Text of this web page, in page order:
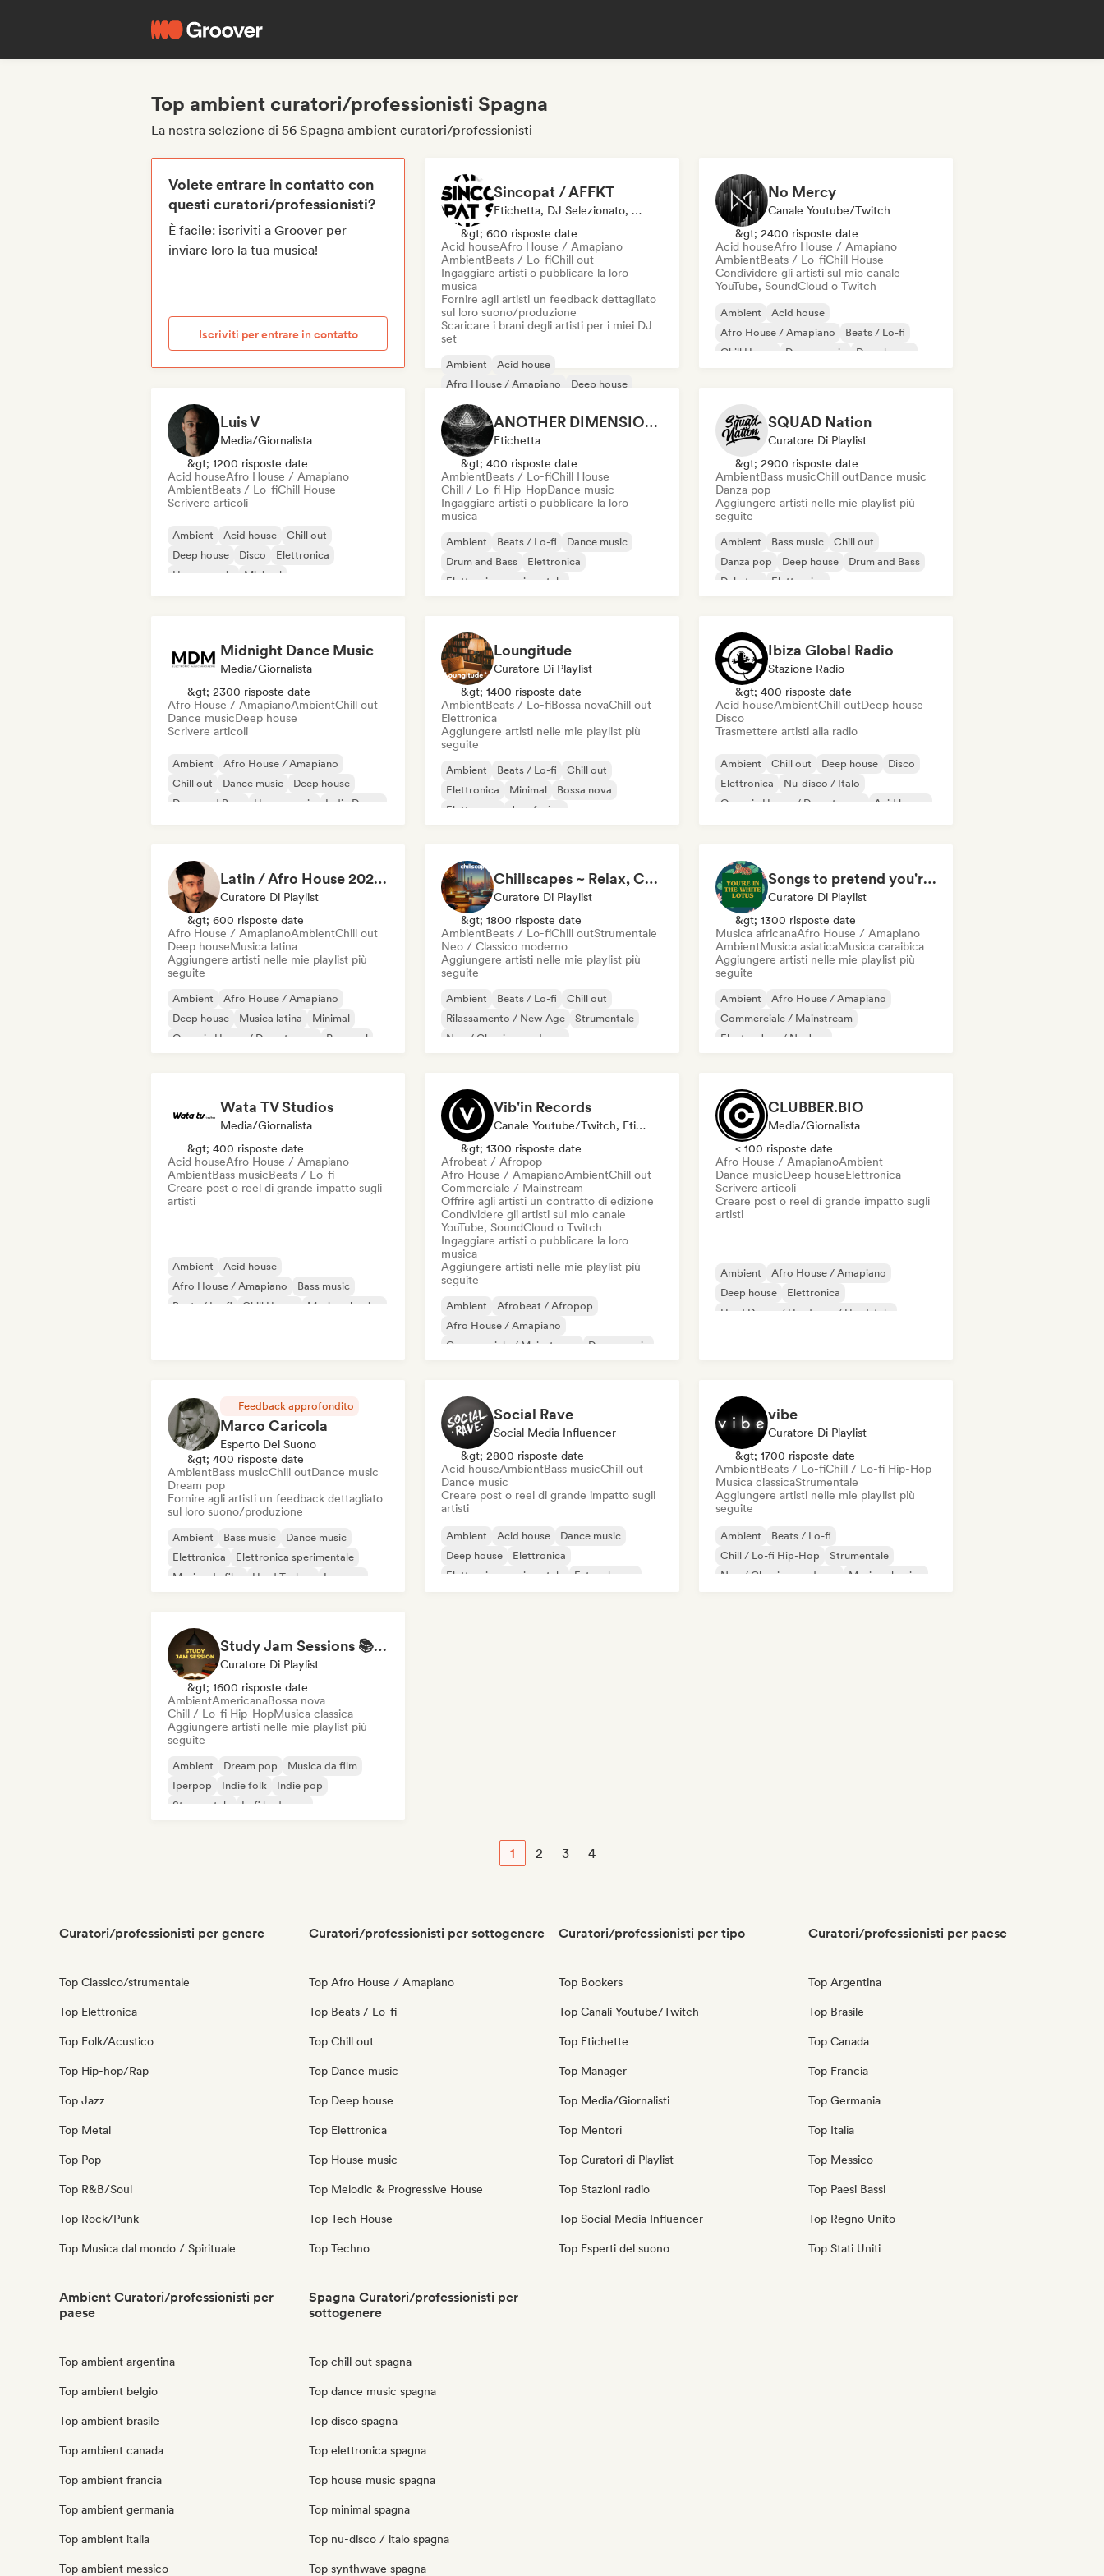
Top ambient curatori/professionisti Spagna
La nostra selezione di 56 Spagna ambient curatori/professionisti
Volete entrare in contatto con
questi curatori/professionisti?
È facile: iscriviti a Groover per
inviare loro la tua musica!
Iscriviti per entrare in contatto
Sincopat / AFFKT
Etichetta, DJ Selezionato, Esperto Del Suono
&gt; 600 risposte date
Acid houseAfro House / Amapiano
AmbientBeats / Lo-fiChill out
Ingaggiare artisti o pubblicare la loro
musica
Fornire agli artisti un feedback dettagliato
sul loro suono/produzione
Scaricare i brani degli artisti per i miei DJ
set
Ambient
Acid house
Afro House / Amapiano
Deep house
Disco
House music
No Mercy
Canale Youtube/Twitch
&gt; 2400 risposte date
Acid houseAfro House / Amapiano
AmbientBeats / Lo-fiChill House
Condividere gli artisti sul mio canale
YouTube, SoundCloud o Twitch
Ambient
Acid house
Afro House / Amapiano
Beats / Lo-fi
Chill House
Dance music
Deep house
Luis V
Media/Giornalista
&gt; 1200 risposte date
Acid houseAfro House / Amapiano
AmbientBeats / Lo-fiChill House
Scrivere articoli
Ambient Acid house
Chill out
Deep house
Disco
Elettronica
House music
Minimal
ANOTHER DIMENSION MUSIC
Etichetta
&gt; 400 risposte date
AmbientBeats / Lo-fiChill House
Chill / Lo-fi Hip-HopDance music
Ingaggiare artisti o pubblicare la loro
musica
Ambient Beats / Lo-fi
Dance music
Drum and Bass
Elettronica
Elettronica sperimentale
SQUAD Nation
Curatore Di Playlist
&gt; 2900 risposte date
AmbientBass musicChill outDance music
Danza pop
Aggiungere artisti nelle mie playlist più
seguite
Ambient Bass music
Chill out
Danza pop
Deep house
Drum and Bass
Dubstep
Elettronica
Midnight Dance Music
Media/Giornalista
&gt; 2300 risposte date
Afro House / AmapianoAmbientChill out
Dance musicDeep house
Scrivere articoli
Ambient
Afro House / Amapiano
Chill out
Dance music
Deep house
Drum and Bass
House music Indie Dance
Loungitude
Curatore Di Playlist
&gt; 1400 risposte date
AmbientBeats / Lo-fiBossa novaChill out
Elettronica
Aggiungere artisti nelle mie playlist più
seguite
Ambient Beats / Lo-fi
Chill out
Elettronica
Minimal
Bossa nova
Elettropop
Jazz fusion
Ibiza Global Radio
Stazione Radio
&gt; 400 risposte date
Acid houseAmbientChill outDeep house
Disco
Trasmettere artisti alla radio
Ambient Chill out Deep house
Disco
Elettronica
Nu-disco / Italo
Organic House / Downtempo
Acid house
Latin / Afro House 2026 by Monge
Curatore Di Playlist
&gt; 600 risposte date
Afro House / AmapianoAmbientChill out
Deep houseMusica latina
Aggiungere artisti nelle mie playlist più
seguite
Ambient
Afro House / Amapiano
Deep house
Musica latina
Minimal
Organic House / Downtempo
Pop soul
Chillscapes ~ Relax, Concentrate, Meditate, Sleep, Dream
Curatore Di Playlist
&gt; 1800 risposte date
AmbientBeats / Lo-fiChill outStrumentale
Neo / Classico moderno
Aggiungere artisti nelle mie playlist più
seguite
Ambient Beats / Lo-fi
Chill out
Rilassamento / New Age
Strumentale
Neo / Classico moderno
Songs to pretend you're in The White Lotus
Curatore Di Playlist
&gt; 1300 risposte date
Musica africanaAfro House / Amapiano
AmbientMusica asiaticaMusica caraibica
Aggiungere artisti nelle mie playlist più
seguite
Ambient
Afro House / Amapiano
Commerciale / Mainstream
Electro Jazz / Nu Jazz
Wata TV Studios
Media/Giornalista
&gt; 400 risposte date
Acid houseAfro House / Amapiano
AmbientBass musicBeats / Lo-fi
Creare post o reel di grande impatto sugli
artisti
Ambient
Acid house
Afro House / Amapiano
Bass music
Beats / Lo-fi
Chill House
Musica classica
Vib'in Records
Canale Youtube/Twitch, Etichetta, Curatore Di Playlist, Editore
&gt; 1300 risposte date
Afrobeat / Afropop
Afro House / AmapianoAmbientChill out
Commerciale / Mainstream
Offrire agli artisti un contratto di edizione
Condividere gli artisti sul mio canale
YouTube, SoundCloud o Twitch
Ingaggiare artisti o pubblicare la loro
musica
Aggiungere artisti nelle mie playlist più
seguite
Ambient
Afrobeat / Afropop
Afro House / Amapiano
Commerciale / Mainstream
Dance music
CLUBBER.BIO
Media/Giornalista
< 100 risposte date
Afro House / AmapianoAmbient
Dance musicDeep houseElettronica
Scrivere articoli
Creare post o reel di grande impatto sugli
artisti
Ambient
Afro House / Amapiano
Deep house
Elettronica
Hard Dance / Hardcore / Hardstyle
Feedback approfondito
Marco Caricola
Esperto Del Suono
&gt; 400 risposte date
AmbientBass musicChill outDance music
Dream pop
Fornire agli artisti un feedback dettagliato
sul loro suono/produzione
Ambient Bass music
Dance music
Elettronica
Elettronica sperimentale
Musica da film
Hard Techno Iperpop
Social Rave
Social Media Influencer
&gt; 2800 risposte date
Acid houseAmbientBass musicChill out
Dance music
Creare post o reel di grande impatto sugli
artisti
Ambient Acid house
Dance music
Deep house
Elettronica
Elettronica sperimentale
Future house
vibe
Curatore Di Playlist
&gt; 1700 risposte date
AmbientBeats / Lo-fiChill / Lo-fi Hip-Hop
Musica classicaStrumentale
Aggiungere artisti nelle mie playlist più
seguite
Ambient
Beats / Lo-fi
Chill / Lo-fi Hip-Hop
Strumentale
Neo / Classico moderno
Musica classica
Study Jam Sessions 📚 Indie Folk, Dream Pop & Singer-Songwriter
Curatore Di Playlist
&gt; 1600 risposte date
AmbientAmericanaBossa nova
Chill / Lo-fi Hip-HopMusica classica
Aggiungere artisti nelle mie playlist più
seguite
Ambient Dream pop
Musica da film
Iperpop
Indie folk
Indie pop
Strumentale
Lofi bedroom
1 2 3 4
Curatori/professionisti per genere
Top Classico/strumentale
Top Elettronica
Top Folk/Acustico
Top Hip-hop/Rap
Top Jazz
Top Metal
Top Pop
Top R&B/Soul
Top Rock/Punk
Top Musica dal mondo / Spirituale
Curatori/professionisti per sottogenere
Top Afro House / Amapiano
Top Beats / Lo-fi
Top Chill out
Top Dance music
Top Deep house
Top Elettronica
Top House music
Top Melodic & Progressive House
Top Tech House
Top Techno
Curatori/professionisti per tipo
Top Bookers
Top Canali Youtube/Twitch
Top Etichette
Top Manager
Top Media/Giornalisti
Top Mentori
Top Curatori di Playlist
Top Stazioni radio
Top Social Media Influencer
Top Esperti del suono
Curatori/professionisti per paese
Top Argentina
Top Brasile
Top Canada
Top Francia
Top Germania
Top Italia
Top Messico
Top Paesi Bassi
Top Regno Unito
Top Stati Uniti
Ambient Curatori/professionisti per
paese
Top ambient argentina
Top ambient belgio
Top ambient brasile
Top ambient canada
Top ambient francia
Top ambient germania
Top ambient italia
Top ambient messico
Spagna Curatori/professionisti per
sottogenere
Top chill out spagna
Top dance music spagna
Top disco spagna
Top elettronica spagna
Top house music spagna
Top minimal spagna
Top nu-disco / italo spagna
Top synthwave spagna